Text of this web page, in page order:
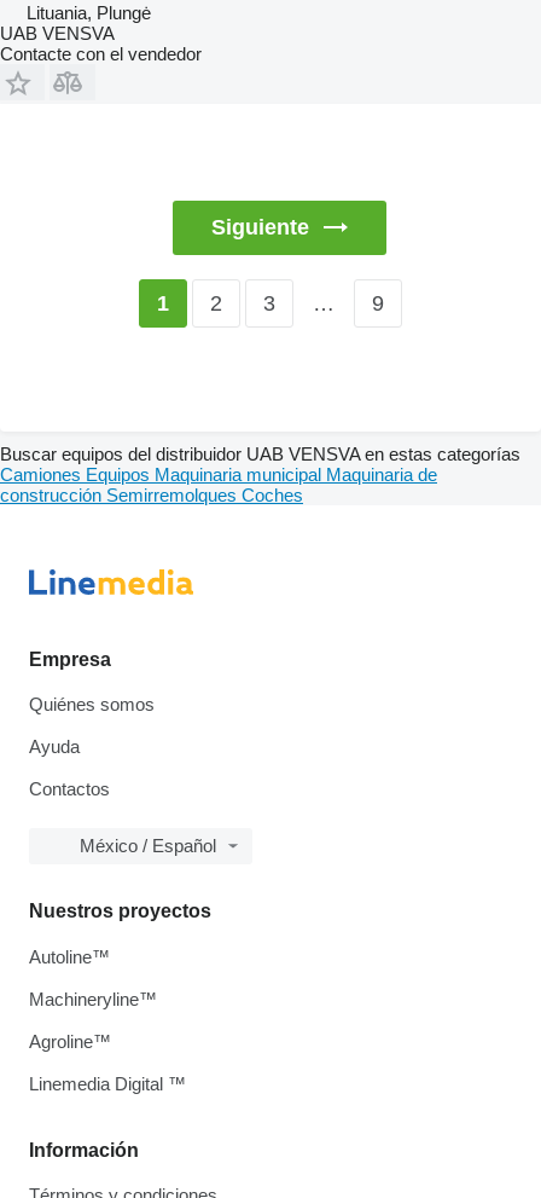
Lituania, Plungė
UAB VENSVA
Contacte con el vendedor
Siguiente
1 2 3 … 9
Buscar equipos del distribuidor UAB VENSVA en estas categorías
Camiones Equipos Maquinaria municipal Maquinaria de
construcción Semirremolques Coches
Empresa
Quiénes somos
Ayuda
Contactos
México / Español
Información
Nuestros proyectos
Autoline™
Machineryline™
Agroline™
Linemedia Digital ™